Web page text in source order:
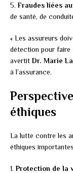
5. Fraudes liées
de santé, de
« Les assureurs
détection pour faire
avertit Dr. Marie
à l’assurance.
éthiques
La lutte contre les
éthiques
1.Protection de la